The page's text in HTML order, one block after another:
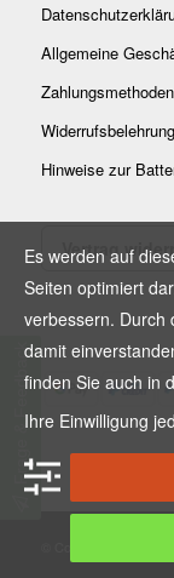
Allgemeine
Widerrufsbelehrung
Hinweise zur
Vertrag
Es werden auf
Seiten optimiert
verbessern. Durch
damit
finden Sie auch in
Ihre Einwilligung
Frage & Feedback